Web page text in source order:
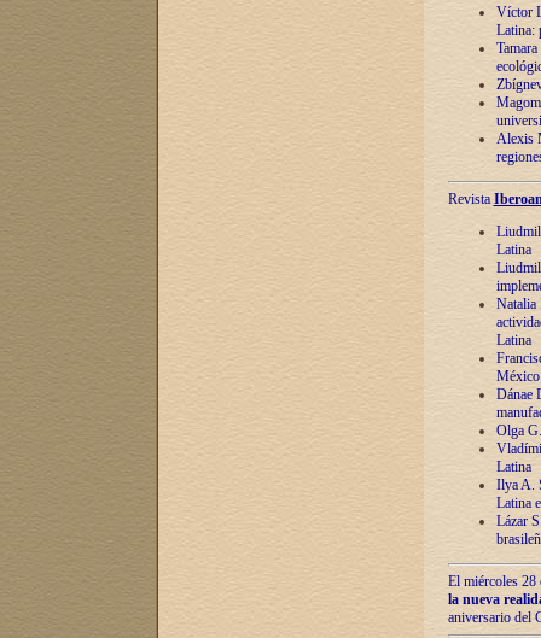
Víctor
Latina:
Alexis
Revista
Latina
Natalia
Latina
México
Dánae
Olga
Latina
Ilya A.
Latina
Lázar
El miércoles 28
la nueva
aniversario del